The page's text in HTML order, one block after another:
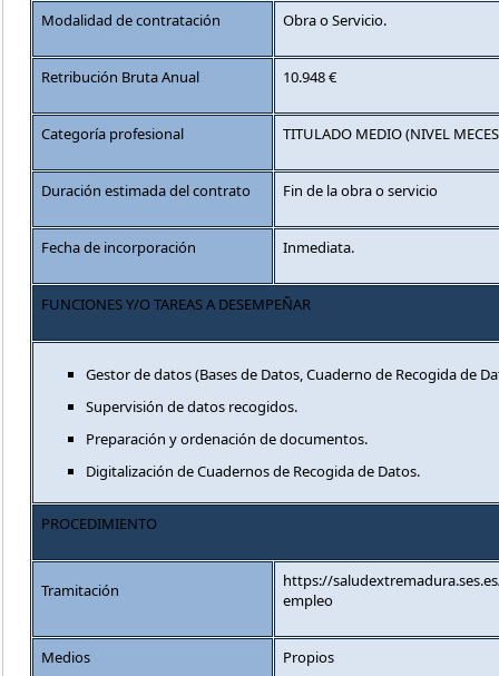
Modalidad de contratación Obra o Servicio.
Retribución Bruta Anual 10.948 €
Categoría profesional TITULADO MEDIO (NIVEL
Duración estimada del contrato Fin de la obra o servicio
Fecha de incorporación Inmediata.
FUNCIONES Y/O TAREAS A DESEMPEÑAR
Gestor de datos (Bases de Datos, Cuaderno de Recogida de
Supervisión de datos recogidos.
Preparación y ordenación de documentos.
Digitalización de Cuadernos de Recogida de Datos.
PROCEDIMIENTO
Tramitación
https://
empleo
Medios Propios